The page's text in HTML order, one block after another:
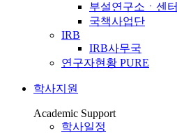
부설연구소ㆍ센터
국책사업단
IRB
IRB사무국
연구자현황 PURE
학사지원
Academic Support
학사일정